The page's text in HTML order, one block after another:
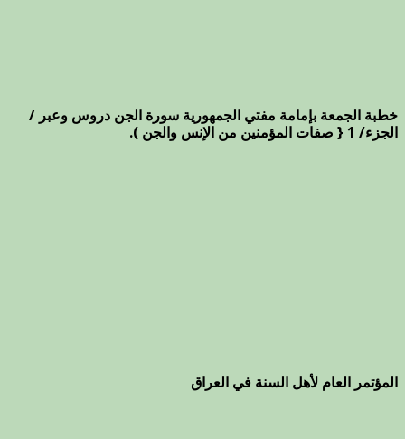
خطبة الجمعة بإمامة مفتي الجمهورية سورة الجن دروس وعبر /
الجزء/ 1 { صفات المؤمنين من الإنس والجن ).
المؤتمر العام لأهل السنة في العراق